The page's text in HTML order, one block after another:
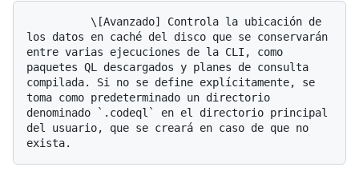
los datos en caché del disco que se conservarán
entre varias ejecuciones de la CLI, como
paquetes QL descargados y planes de consulta
compilada. Si no se define explícitamente, se
toma como predeterminado un directorio
denominado `.codeql` en el directorio principal
del usuario, que se creará en caso de que no